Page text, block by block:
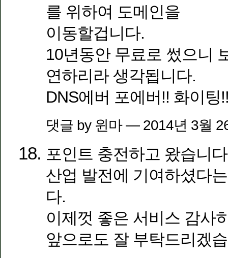
를 위하여 도메인을
이동할겁니다.
10년동안 무료로 썼으니
연하리라 생각됩니다.
DNS에버 포에버!! 화이팅
댓글 by 윈마 — 2014년 3월
포인트 충전하고 왔습니
산업 발전에 기여하셨다
다.
이제껏 좋은 서비스 감사
앞으로도 잘 부탁드리겠